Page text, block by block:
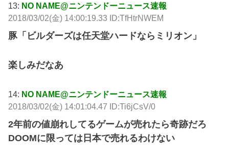
13: NO NAME@ニンテンドーニュース速報
2018/03/02(金) 14:00:19.33 ID:TfHtrNWEM
豚「ビルダーズは任天堂ハードならミリオン」
楽しみだなあ
14: NO NAME@ニンテンドーニュース速報
2018/03/02(金) 14:01:04.47 ID:Ti6jCsV/0
2年前の値崩れしてるゲームが売れたら奇跡だろ
DOOMに限っては日本で売れるわけない